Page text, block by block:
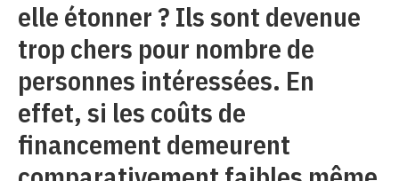
elle étonner ? Ils sont devenue
trop chers pour nombre de
personnes intéressées. En
effet, si les coûts de
financement demeurent